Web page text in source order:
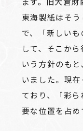
東海製紙はそ
で、「新しい
して、そこか
いう方針のも
いました。現
ており、「彩
要な位置を占め